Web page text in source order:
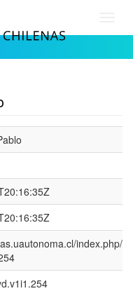
index.php/